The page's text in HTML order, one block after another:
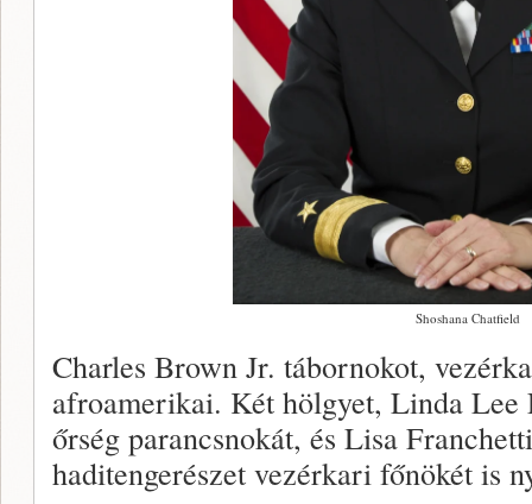
Shoshana Chatfield
Charles Brown Jr. tábornokot,
afroamerikai. Két hölgyet, Linda Lee
őrség parancsnokát, és Lisa
haditengerészet vezérkari főnökét is